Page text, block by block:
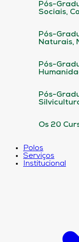
Pós-
Sociais,
Pós-
Naturais,
Pós-
Pós-
Os 20
Polos
Serviços
Institucional